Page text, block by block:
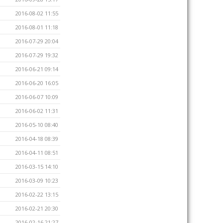
2016-08-02 11:55
2016-08-01 11:18
2016-07-29 20:04
2016-07-29 19:32
2016-06-21 09:14
2016-06-20 16:05
2016-06-07 10:09
2016-06-02 11:31
2016-05-10 08:40
2016-04-18 08:39
2016-04-11 08:51
2016-03-15 14:10
2016-03-09 10:23
2016-02-22 13:15
2016-02-21 20:30